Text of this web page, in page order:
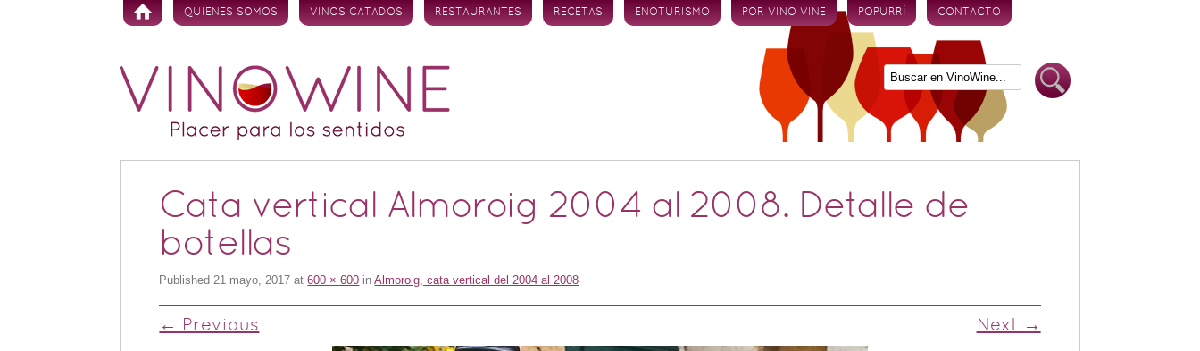
Skip to content
QUIENES SOMOS VINOS CATADOS RESTAURANTES RECETAS ENOTURISMO POR VINO VINE POPURRÍ CONTACTO
Cata vertical Almoroig 2004 al 2008. Detalle de
botellas
Published21 mayo, 2017 at600 × 600 inAlmoroig, cata vertical del 2004 al 2008
← Previous Next →